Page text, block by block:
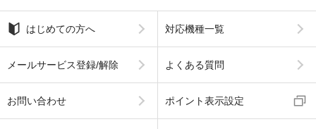
はじめての方へ 対応機種一覧
メールサービス登録/解除 よくある質問
お問い合わせ ポイント表示設定